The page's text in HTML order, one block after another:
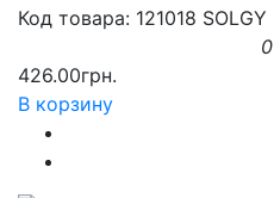
Код товара: 121018 SOLGY
0
426.00грн.
В корзину